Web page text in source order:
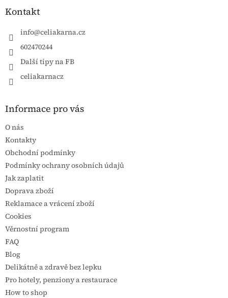
Kontakt
info@celiakarna.cz
602470244
Další tipy na FB
celiakarnacz
Informace pro vás
O nás
Kontakty
Obchodní podmínky
Podmínky ochrany osobních údajů
Jak zaplatit
Doprava zboží
Reklamace a vrácení zboží
Cookies
Věrnostní program
FAQ
Blog
Delikátně a zdravě bez lepku
Pro hotely, penziony a restaurace
How to shop